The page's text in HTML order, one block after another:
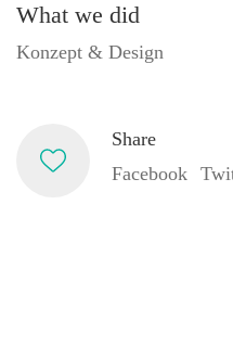
What we did
Konzept & Design
Share
Facebook